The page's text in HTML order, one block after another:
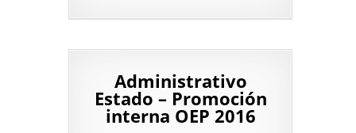
Administrativo
Estado – Promoción
interna OEP 2016